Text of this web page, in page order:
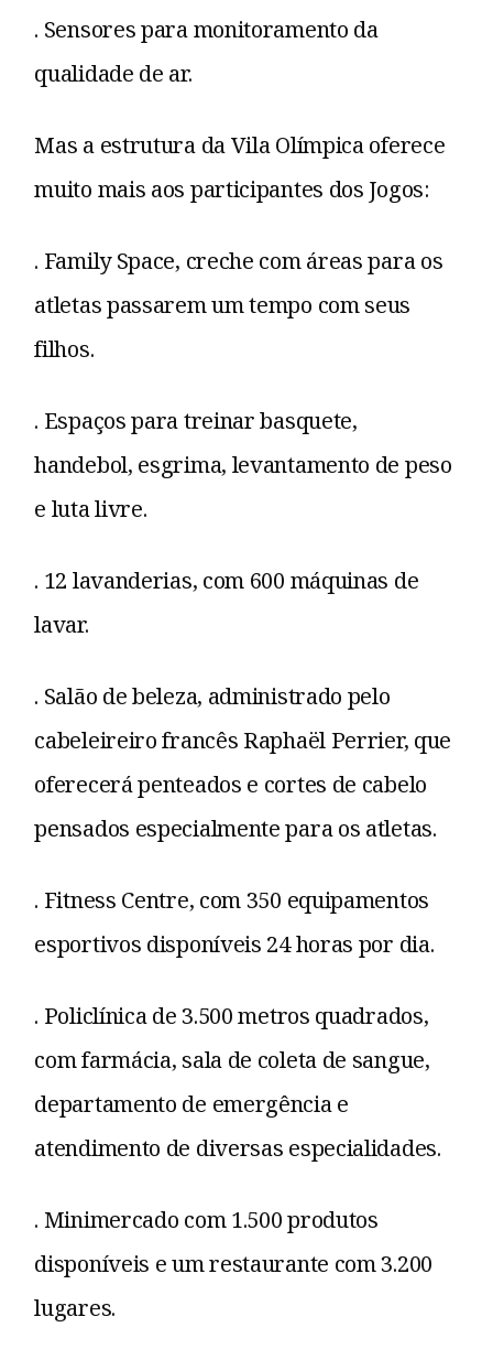
. Sensores para monitoramento da
qualidade de ar.
Mas a estrutura da Vila Olímpica oferece
muito mais aos participantes dos Jogos:
. Family Space, creche com áreas para os
atletas passarem um tempo com seus
filhos.
. Espaços para treinar basquete,
handebol, esgrima, levantamento de peso
e luta livre.
. 12 lavanderias, com 600 máquinas de
lavar.
. Salão de beleza, administrado pelo
cabeleireiro francês Raphaël Perrier, que
oferecerá penteados e cortes de cabelo
pensados especialmente para os atletas.
. Fitness Centre, com 350 equipamentos
esportivos disponíveis 24 horas por dia.
. Policlínica de 3.500 metros quadrados,
com farmácia, sala de coleta de sangue,
departamento de emergência e
atendimento de diversas especialidades.
. Minimercado com 1.500 produtos
disponíveis e um restaurante com 3.200
lugares.